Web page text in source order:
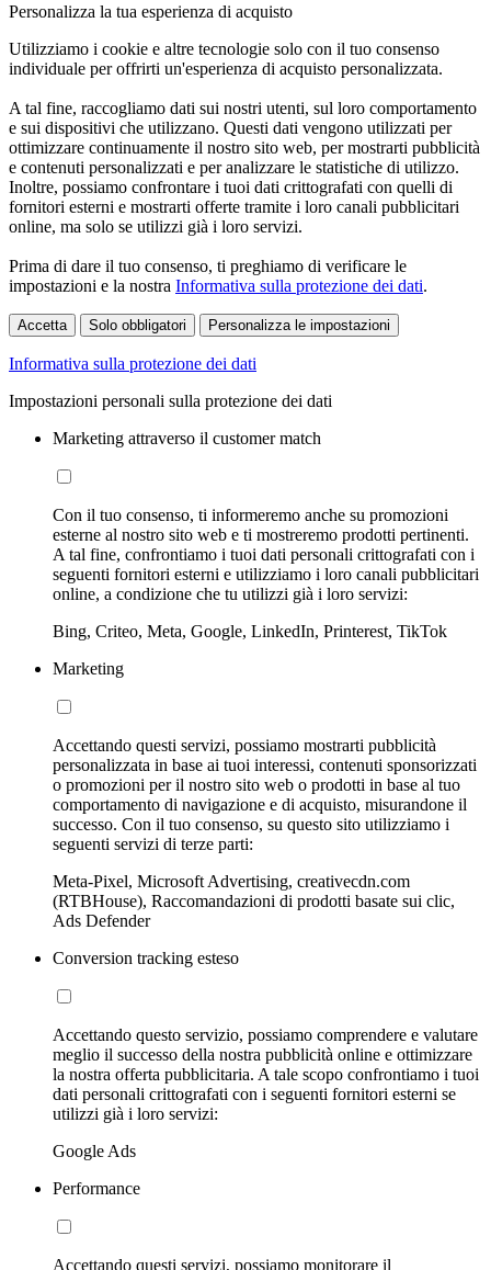
Personalizza la tua esperienza di acquisto
Utilizziamo i cookie e altre tecnologie solo con il tuo consenso
individuale per offrirti un'esperienza di acquisto personalizzata.
A tal fine, raccogliamo dati sui nostri utenti, sul loro comportamento
e sui dispositivi che utilizzano. Questi dati vengono utilizzati per
ottimizzare continuamente il nostro sito web, per mostrarti pubblicità
e contenuti personalizzati e per analizzare le statistiche di utilizzo.
Inoltre, possiamo confrontare i tuoi dati crittografati con quelli di
fornitori esterni e mostrarti offerte tramite i loro canali pubblicitari
online, ma solo se utilizzi già i loro servizi.
Prima di dare il tuo consenso, ti preghiamo di verificare le
impostazioni e la nostra Informativa sulla protezione dei dati.
Accetta Solo obbligatori Personalizza le impostazioni
Informativa sulla protezione dei dati
Impostazioni personali sulla protezione dei dati
Marketing attraverso il customer match
Con il tuo consenso, ti informeremo anche su promozioni
esterne al nostro sito web e ti mostreremo prodotti pertinenti.
A tal fine, confrontiamo i tuoi dati personali crittografati con i
seguenti fornitori esterni e utilizziamo i loro canali pubblicitari
online, a condizione che tu utilizzi già i loro servizi:
Bing, Criteo, Meta, Google, LinkedIn, Printerest, TikTok
Marketing
Accettando questi servizi, possiamo mostrarti pubblicità
personalizzata in base ai tuoi interessi, contenuti sponsorizzati
o promozioni per il nostro sito web o prodotti in base al tuo
comportamento di navigazione e di acquisto, misurandone il
successo. Con il tuo consenso, su questo sito utilizziamo i
seguenti servizi di terze parti:
Meta-Pixel, Microsoft Advertising, creativecdn.com
(RTBHouse), Raccomandazioni di prodotti basate sui clic,
Ads Defender
Conversion tracking esteso
Accettando questo servizio, possiamo comprendere e valutare
meglio il successo della nostra pubblicità online e ottimizzare
la nostra offerta pubblicitaria. A tale scopo confrontiamo i tuoi
dati personali crittografati con i seguenti fornitori esterni se
utilizzi già i loro servizi:
Google Ads
Performance
Accettando questi servizi, possiamo monitorare il